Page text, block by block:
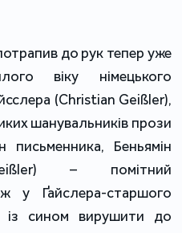
до рук тепер уже
віку німецького
(Christian Geißler),
шанувальників прози
Беньямін
– помітний
у Ґайслера-старшого
із сином вирушити до